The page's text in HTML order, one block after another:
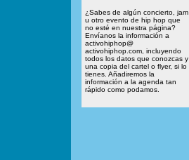
¿Sabes de algún concierto, jam
u otro evento de hip hop que
no esté en nuestra página?
Envíanos la información a
activohiphop@
activohiphop.com, incluyendo
todos los datos que conozcas y
una copia del cartel o flyer, si lo
tienes. Añadiremos la
información a la agenda tan
rápido como podamos.